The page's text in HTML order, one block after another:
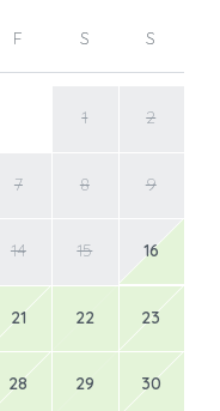
F S S
1 2
7 8 9
14 15 16
21 22 23
28 29 30